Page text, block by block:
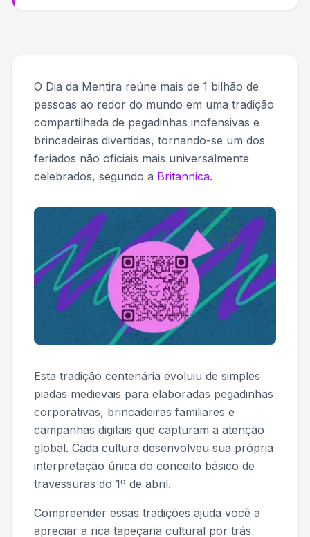
O Dia da Mentira reúne mais de 1 bilhão de
pessoas ao redor do mundo em uma tradição
compartilhada de pegadinhas inofensivas e
brincadeiras divertidas, tornando-se um dos
feriados não oficiais mais universalmente
celebrados, segundo a Britannica.
Esta tradição centenária evoluiu de simples
piadas medievais para elaboradas pegadinhas
corporativas, brincadeiras familiares e
campanhas digitais que capturam a atenção
global. Cada cultura desenvolveu sua própria
interpretação única do conceito básico de
travessuras do 1º de abril.
Compreender essas tradições ajuda você a
apreciar a rica tapeçaria cultural por trás